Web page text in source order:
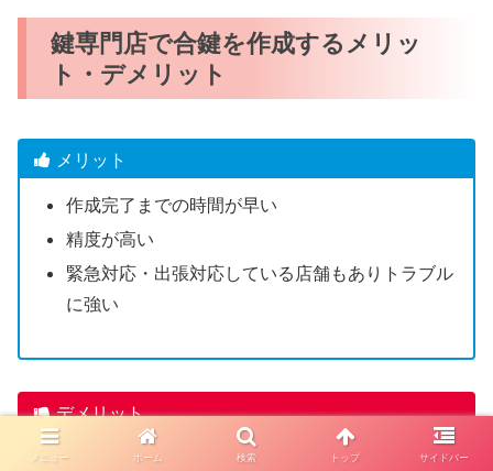
鍵専門店で合鍵を作成するメリッ
ト・デメリット
メリット
作成完了までの時間が早い
精度が高い
緊急対応・出張対応している店舗もありトラブル
に強い
デメリット
一部のディンプルキーは店舗で合鍵作成できない
メニュー ホーム 検索 トップ サイドバー